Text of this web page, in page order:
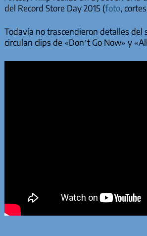
del Record Store Day 2015 (foto,
Todavía no trascendieron detalles
circulan clips de «Don’t Go Now» y